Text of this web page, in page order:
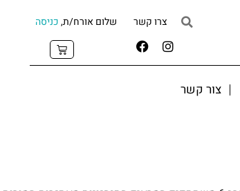
צרו קשר שלום אורח/ת,כניסה
צור קשר